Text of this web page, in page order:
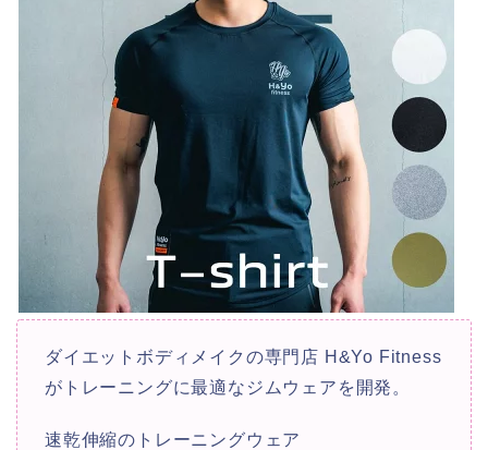
ダイエットボディメイクの専門店 H&Yo Fitness
がトレーニングに最適なジムウェアを開発。
速乾伸縮のトレーニングウェア